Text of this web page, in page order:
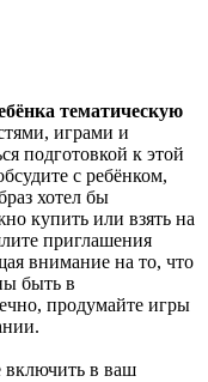
тематическую
играми и
подготовкой к этой
с ребёнком,
хотел бы
купить или взять на
приглашения
внимание на то, что
быть в
продумайте игры
включить в ваш